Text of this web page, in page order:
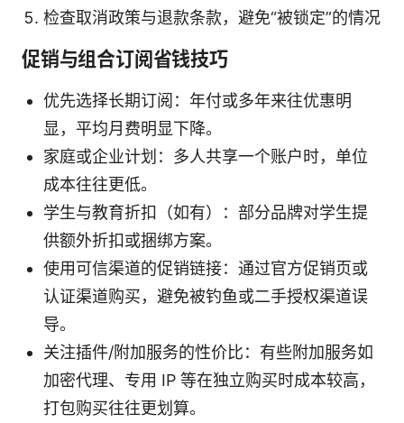
检查取消政策与退款条款，避免“被锁定”的情况
促销与组合订阅省钱技巧
优先选择长期订阅：年付或多年来往优惠明
显，平均月费明显下降。
家庭或企业计划：多人共享一个账户时，单位
成本往往更低。
学生与教育折扣（如有）：部分品牌对学生提
供额外折扣或捆绑方案。
使用可信渠道的促销链接：通过官方促销页或
认证渠道购买，避免被钓鱼或二手授权渠道误
导。
关注插件/附加服务的性价比：有些附加服务如
加密代理、专用 IP 等在独立购买时成本较高，
打包购买往往更划算。